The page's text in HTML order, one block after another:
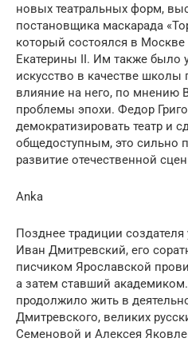
новых театральных форм,
постановщика маскарада
который состоялся в
Екатерины II. Им также было
искусство в качестве школы
влияние на него, по мнению
проблемы эпохи. Федор
демократизировать театр и
общедоступным, это сильно
развитие отечественной
Anka
Позднее традиции
Иван Дмитревский, его
писчиком Ярославской
а затем ставший
продолжило жить в
Дмитревского, великих
Семеновой и Алексея